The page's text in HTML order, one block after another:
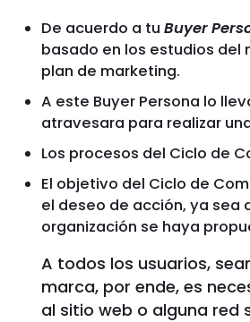
De acuerdo a tu Buyer
basado en los estudios
plan de marketing.
A este Buyer Persona lo
atravesara para realizar
Los procesos del Ciclo de
El objetivo del Ciclo de
el deseo de acción, ya sea
organización se haya
A todos los usuarios,
marca, por ende, es
al sitio web o alguna red